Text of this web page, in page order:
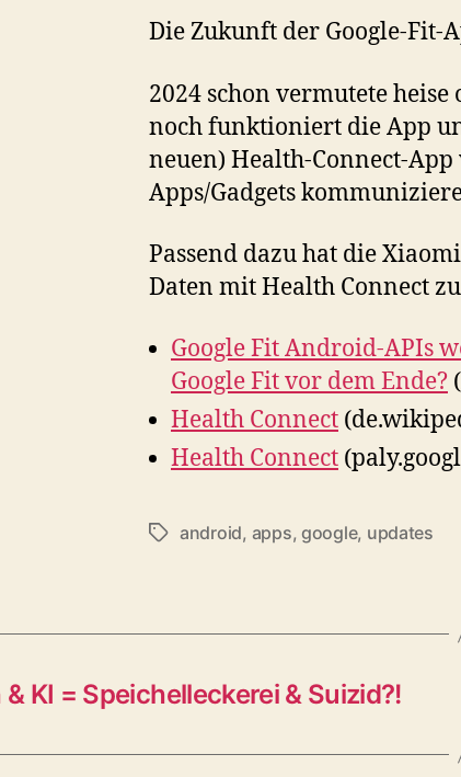
Die Zukunft der Google-Fit-
2024 schon vermutete
noch funktioniert die App
neuen) Health-Connect-
Apps/Gadgets
Passend dazu hat die
Daten mit Health Connect
Google Fit Android-APIs
Google Fit vor dem Ende?
Health Connect
Health Connect
Schlagwörter
android, apps, google, updates
KI = Speichelleckerei & Suizid?!